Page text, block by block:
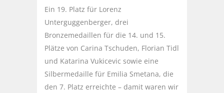
Ein 19. Platz für Lorenz
Unterguggenberger, drei
Bronzemedaillen für die 14. und 15.
Plätze von Carina Tschuden, Florian Tidl
und Katarina Vukicevic sowie eine
Silbermedaille für Emilia Smetana, die
den 7. Platz erreichte – damit waren wir